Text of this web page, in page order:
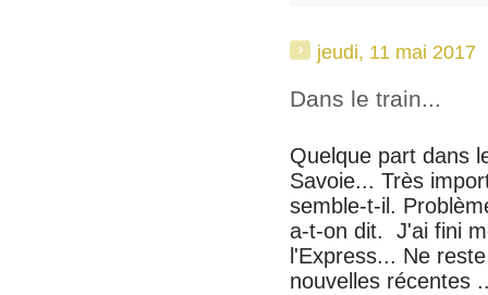
jeudi, 11 mai 2017
Dans le train...
Quelque part dans
Savoie... Très
semble-t-il.
a-t-on dit. J'ai fini
l'Express... Ne
nouvelles récentes